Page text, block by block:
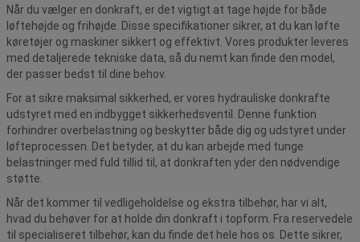
Når du vælger en donkraft, er det vigtigt at tage højde for både
løftehøjde og frihøjde. Disse specifikationer sikrer, at du kan løfte
køretøjer og maskiner sikkert og effektivt. Vores produkter leveres
med detaljerede tekniske data, så du nemt kan finde den model,
der passer bedst til dine behov.
For at sikre maksimal sikkerhed, er vores hydrauliske donkrafte
udstyret med en indbygget sikkerhedsventil. Denne funktion
forhindrer overbelastning og beskytter både dig og udstyret under
løfteprocessen. Det betyder, at du kan arbejde med tunge
belastninger med fuld tillid til, at donkraften yder den nødvendige
støtte.
Når det kommer til vedligeholdelse og ekstra tilbehør, har vi alt,
hvad du behøver for at holde din donkraft i topform. Fra reservedele
til specialiseret tilbehør, kan du finde det hele hos os. Dette sikrer,